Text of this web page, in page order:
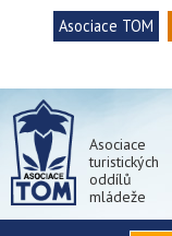
Asociace TOM
Asociace
turistických
oddílů
mládeže